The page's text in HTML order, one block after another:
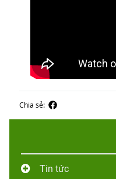
Chia sẻ:
Tin tức